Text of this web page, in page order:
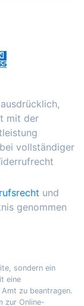
mit der
vollständiger
und
genommen
sondern ein
eine
zu beantragen.
zur Online-